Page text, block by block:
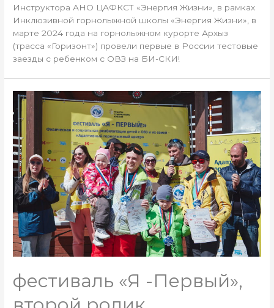
Инструктора АНО ЦАФКСТ «Энергия Жизни», в рамках
Инклюзивной горнолыжной школы «Энергия Жизни», в
марте 2024 года на горнолыжном курорте Архыз
(трасса «Горизонт») провели первые в России тестовые
заезды с ребенком с ОВЗ на БИ-СКИ!
фестиваль «Я -Первый»,